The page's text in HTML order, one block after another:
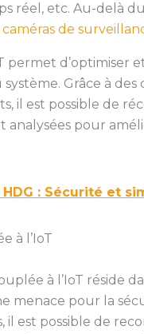
réel, etc. Au-delà
caméras de
permet
Grâce à
il est possible de
analysées pour
HDG : Sécurité et
à l’IoT
à l’IoT réside
pour la
est possible de